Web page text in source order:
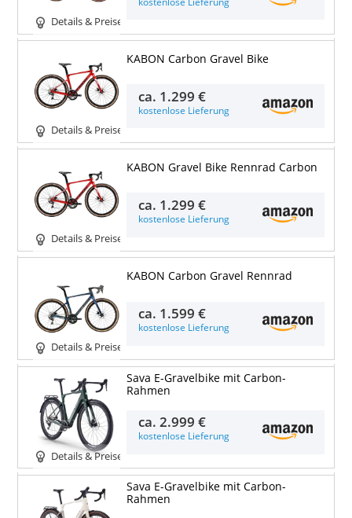
Details & Preise
Details & Preise
KABON Carbon Gravel Bike
ca. 1.299 €
kostenlose Lieferung
Details & Preise
KABON Gravel Bike Rennrad Carbon
ca. 1.299 €
kostenlose Lieferung
Details & Preise
KABON Carbon Gravel Rennrad
ca. 1.599 €
kostenlose Lieferung
Details & Preise
Sava E-Gravelbike mit Carbon-
Rahmen
ca.2.999 €
kostenlose Lieferung
Sava E-Gravelbike mit Carbon-
Rahmen